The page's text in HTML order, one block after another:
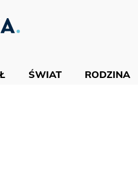
ŚWIAT RODZINA